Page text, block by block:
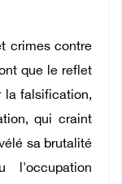
crimes contre
que le reflet
la falsification,
qui craint
sa brutalité